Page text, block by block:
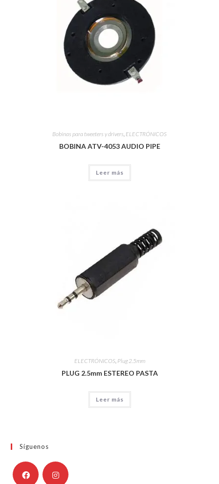
Bobinas para tweeters y drivers ELECTRÓNICOS
BOBINA ATV-4053 AUDIO PIPE
Leer más
ELECTRÓNICOS, Plug 2.5mm
PLUG 2.5mm ESTEREO PASTA
Leer más
Síguenos